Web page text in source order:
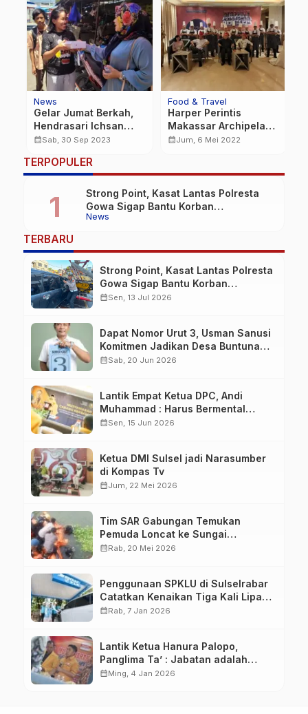
News
Gelar Jumat Berkah,
Hendrasari Ichsan
Menyapa Pedagang di
calendar_monthSab, 30 Sep 2023
Food & Travel
Harper Perintis
Makassar Archipelago
Food Festival
calendar_monthJum, 6 Mei 2022
…
TERPOPULER
News
Strong Point, Kasat Lantas Polresta
Gowa Sigap Bantu Korban
Kecelakaan
TERBARU
Strong Point, Kasat Lantas Polresta
Gowa Sigap Bantu Korban
Kecelakaan
calendar_monthSen, 13 Jul 2026
Dapat Nomor Urut 3, Usman Sanusi
Komitmen Jadikan Desa Buntuna
Jauh lebih Baik
calendar_monthSab, 20 Jun 2026
Lantik Empat Ketua DPC, Andi
Muhammad : Harus Bermental
Pejuang
calendar_monthSen, 15 Jun 2026
Ketua DMI Sulsel jadi Narasumber
di Kompas Tv
calendar_monthJum, 22 Mei 2026
Tim SAR Gabungan Temukan
Pemuda Loncat ke Sungai
Pampang Makassar
calendar_monthRab, 20 Mei 2026
Penggunaan SPKLU di Sulselrabar
Catatkan Kenaikan Tiga Kali Lipat
di Tahun 2025
calendar_monthRab, 7 Jan 2026
Lantik Ketua Hanura Palopo,
Panglima Ta’ : Jabatan adalah
amanah siap dipertanggung
calendar_monthMing, 4 Jan 2026